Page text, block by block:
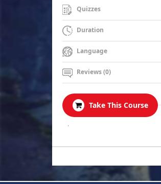
Quizzes
Duration
Language
Reviews (0)
Take This Course
.